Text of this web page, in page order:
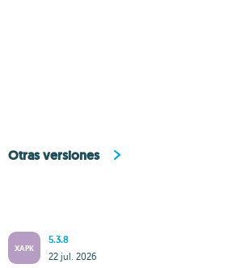
Otras versiones
XAPK
5.3.8
22 jul. 2026